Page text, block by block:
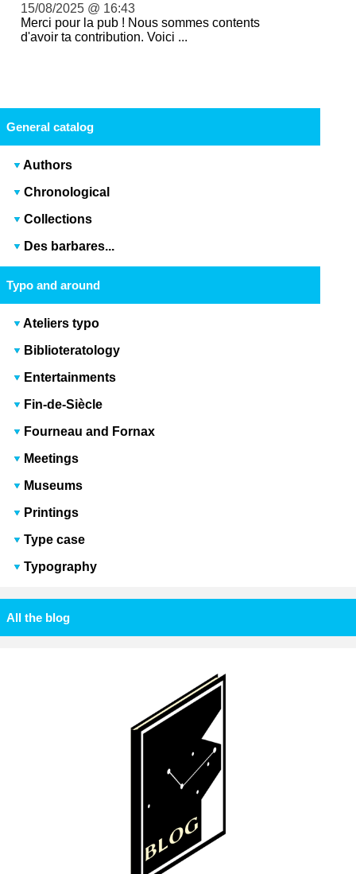
15/08/2025 @ 16:43
Merci pour la pub ! Nous sommes contents
d'avoir ta contribution. Voici ...
General catalog
Authors
Chronological
Collections
Des barbares...
Typo and around
Ateliers typo
Biblioteratology
Entertainments
Fin-de-Siècle
Fourneau and Fornax
Meetings
Museums
Printings
Type case
Typography
All the blog